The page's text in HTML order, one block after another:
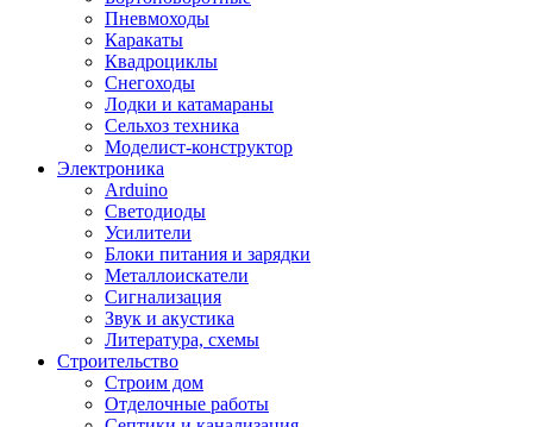
Пневмоходы
Каракаты
Квадроциклы
Снегоходы
Лодки и катамараны
Сельхоз техника
Моделист-конструктор
Электроника
Arduino
Светодиоды
Усилители
Блоки питания и зарядки
Металлоискатели
Сигнализация
Звук и акустика
Литература, схемы
Строительство
Строим дом
Отделочные работы